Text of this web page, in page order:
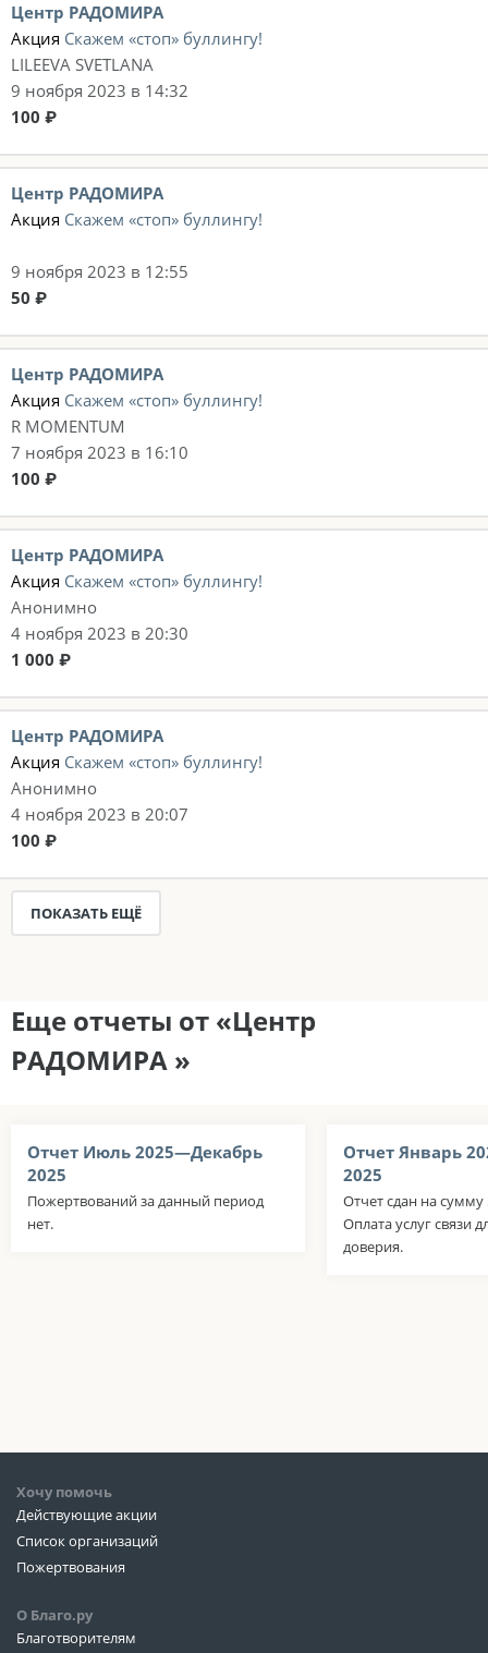
Центр РАДОМИРА
Акция Скажем «стоп» буллингу!
LILEEVA SVETLANA
9 ноября 2023 в 14:32
100 ₽
Центр РАДОМИРА
Акция Скажем «стоп» буллингу!
9 ноября 2023 в 12:55
50 ₽
Центр РАДОМИРА
Акция Скажем «стоп» буллингу!
R MOMENTUM
7 ноября 2023 в 16:10
100 ₽
Центр РАДОМИРА
Акция Скажем «стоп» буллингу!
Анонимно
4 ноября 2023 в 20:30
1 000 ₽
Центр РАДОМИРА
Акция Скажем «стоп» буллингу!
Анонимно
4 ноября 2023 в 20:07
100 ₽
ПОКАЗАТЬ ЕЩЁ
Еще отчеты от «Центр
РАДОМИРА »
Отчет Июль 2025—Декабрь
2025
Пожертвований за данный период
нет.
Отчет Январь
2025
Отчет сдан на сумму
Оплата услуг связи
доверия.
Хочу помочь
Действующие акции
Список организаций
Пожертвования
О Благо.ру
Благотворителям